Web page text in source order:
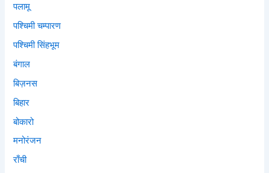
पलामू
पश्चिमी चम्पारण
पश्चिमी सिंहभूम
बंगाल
बिज़नस
बिहार
बोकारो
मनोरंजन
राँची